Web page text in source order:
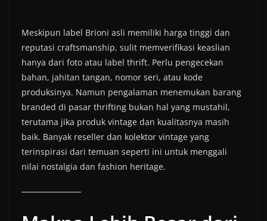
Meskipun label Brioni asli memiliki harga tinggi dan
reputasi craftsmanship, sulit memverifikasi keaslian
hanya dari foto atau label thrift. Perlu pengecekan
bahan, jahitan tangan, nomor seri, atau kode
produksinya. Namun pengalaman menemukan barang
branded di pasar thrifting bukan hal yang mustahil,
terutama jika produk vintage dan kualitasnya masih
baik. Banyak reseller dan kolektor vintage yang
terinspirasi dari temuan seperti ini untuk menggali
nilai nostalgia dan fashion heritage.